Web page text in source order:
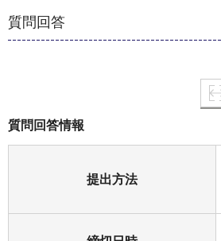
質問回答
質問回答情報
提出方法